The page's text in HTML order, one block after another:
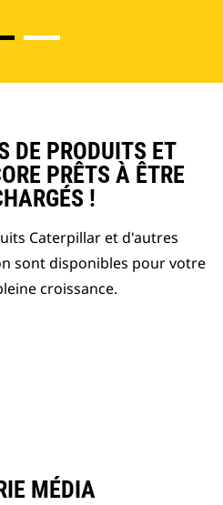
DE PRODUITS ET
PRÊTS À ÊTRE
!
Caterpillar et d'autres
sont disponibles pour votre
croissance.
MÉDIA